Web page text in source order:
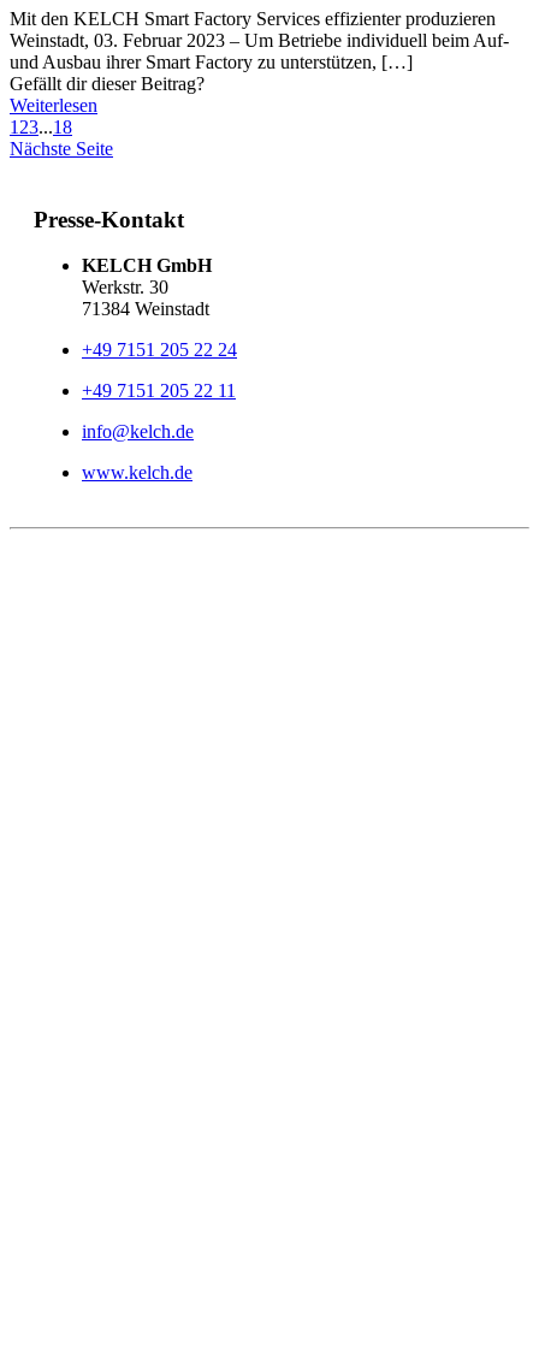
Mit den KELCH Smart Factory Services effizienter produzieren
Weinstadt, 03. Februar 2023 – Um Betriebe individuell beim Auf-
und Ausbau ihrer Smart Factory zu unterstützen, […]
Gefällt dir dieser Beitrag?
Weiterlesen
1 23...18
Nächste Seite
Presse-Kontakt
KELCH GmbH
Werkstr. 30
71384 Weinstadt
+49 7151 205 22 24
+49 7151 205 22 11
info@kelch.de
www.kelch.de